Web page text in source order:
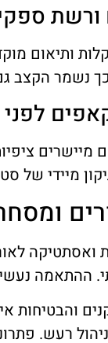
ורשת
ותיאום
נשמר הקצב
לפני
מיידי
ואסתטיקה
והבטיחות
רעש.